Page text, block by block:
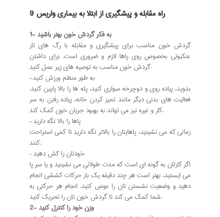
9 راه مقابله و پیشگیری از ابتلا به بیماری واریس
1- به فکر گردش خون بهتر باشید
گردش خون مناسب برای پیشگیری و مقابله با رگ های تار
عنکبوتی بخصوص روی پاها لازم و ضروری است. برای داشتن
گردش خون مناسب به توصیه های زیر عمل کنید:
-به طور منظم ورزش کنید
بدوید، پیاده روی و دوچرخه سواری کنید، پله ها را بالا پایین کنید.
فعالیت های بدنی دیگر مانند تمیز کردن خانه، پیاده رفتن به سر
کار و غیره نیز می تواند به بهبود جریان خون کمک کند.
– پاها را بالا نگه دارید
زمانی که می نشینید، پاهایتان را بالاتر نگه دارید تا کمی استراحت
کنند.
– خودتان را کش دهید
اگر کارتان به گونه ای است که مدت طولانی می نشینید و یا سر پا
می ایستید، بهتر است هر چند دقیقه یک بار حرکات کششی انجام
دهید و وضعیت نشستن تان را عوض کنید. انجام هر حرکتی به
شما کمک می کند تا گردش خون تان را تحریک کنید.
2- وزن خود را کنترل کنید